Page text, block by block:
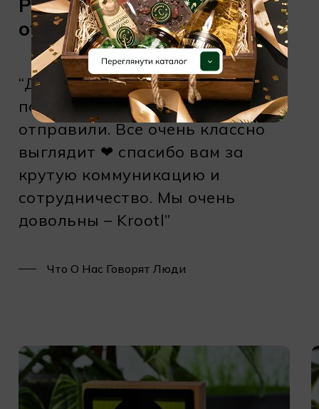
от GiftIdeas
“Добрый вечер! Подарочки все
получены и сегодня только
отправили. Все очень классно
выглядит ❤ спасибо вам за
крутую коммуникацию и
сотрудничество. Мы очень
довольны – Krootl”
Что О Нас Говорят Люди